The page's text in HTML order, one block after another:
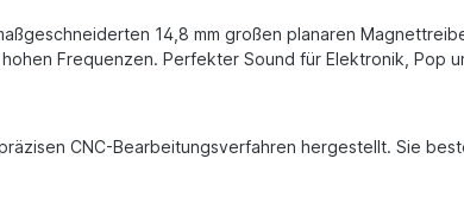
14,8 mm großen planaren
Frequenzen. Perfekter Sound für Elektronik, Pop
CNC-Bearbeitungsverfahren hergestellt. Sie